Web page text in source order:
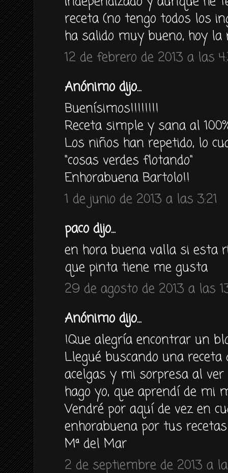
receta (no tengo todos los
ha salido muy bueno, hoy
12 de febrero de 2013 a las
Anónimo dijo...
Buenísimos!!!!!!!!
Receta simple y sana al
Los niños han repetido, lo
"cosas verdes flotando"
Enhorabuena Bartolo!!
1 de junio de 2013 a las 3:21
paco dijo...
en hora buena valla si esta
que pinta tiene me gusta
29 de agosto de 2013 a las
Anónimo dijo...
!Que alegría encontrar un
Llegué buscando una receta
acelgas y mi sorpresa al
hago yo, que aprendí de mi
Vendré por aquí de vez en
enhorabuena por tus
Mª del Mar
2 de septiembre de 2013 a